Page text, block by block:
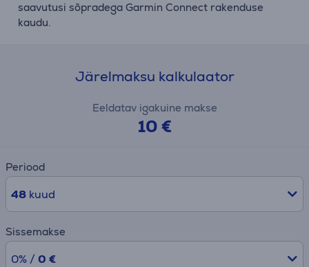
saavutusi sõpradega Garmin Connect rakenduse
kaudu.
Järelmaksu kalkulaator
Eeldatav igakuine makse
10 €
Periood
48kuud
Sissemakse
0% / 0 €